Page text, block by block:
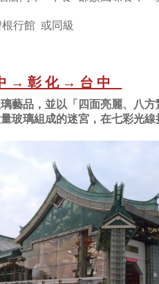
行館 或同級
→彰化→台中
藝品，並以「四面亮麗、八
玻璃組成的迷宮，在七彩光